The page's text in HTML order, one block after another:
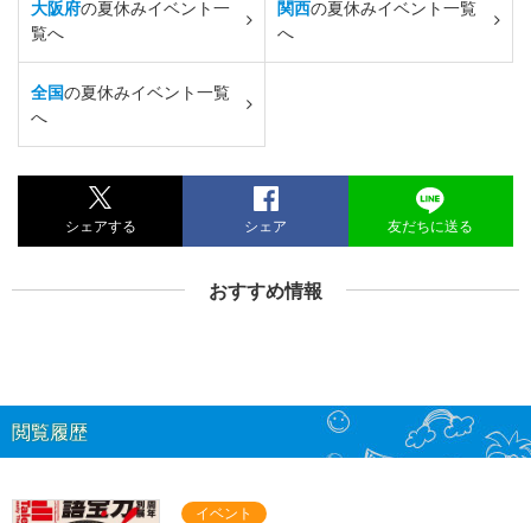
大阪府の夏休みイベント一
覧へ
関西の夏休みイベント一覧
へ
全国の夏休みイベント一覧
へ
シェアする シェア 友だちに送る
おすすめ情報
閲覧履歴